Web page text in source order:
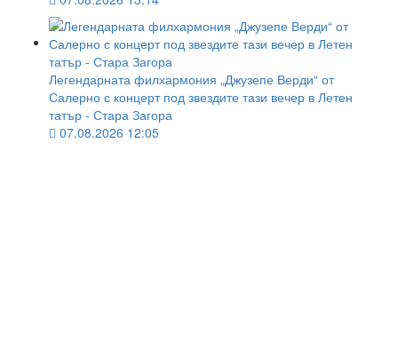
Легендарната филхармония „Джузепе Верди“ от
Салерно с концерт под звездите тази вечер в Летен
татър - Стара Загора
07.08.2026 12:05